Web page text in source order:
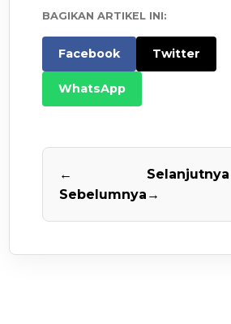
BAGIKAN ARTIKEL INI:
Facebook Twitter
WhatsApp
←
Sebelumnya
Selanjutnya
→